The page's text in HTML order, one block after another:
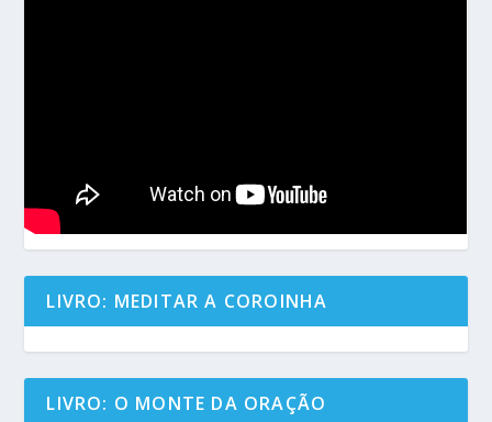
LIVRO: MEDITAR A COROINHA
LIVRO: O MONTE DA ORAÇÃO